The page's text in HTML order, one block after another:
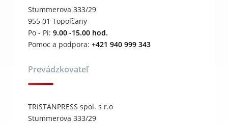
Stummerova 333/29
955 01 Topoľčany
Po - Pi: 9.00 -15.00 hod.
Pomoc a podpora: +421 940 999 343
Prevádzkovateľ
TRISTANPRESS spol. s r.o
Stummerova 333/29